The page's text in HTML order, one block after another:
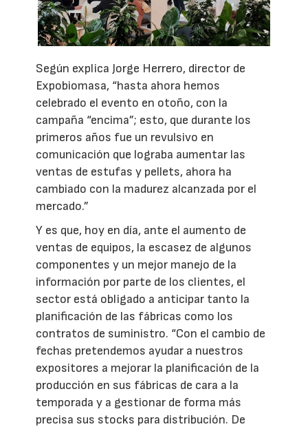
Según explica Jorge Herrero, director de
Expobiomasa, “hasta ahora hemos
celebrado el evento en otoño, con la
campaña “encima”; esto, que durante los
primeros años fue un revulsivo en
comunicación que lograba aumentar las
ventas de estufas y pellets, ahora ha
cambiado con la madurez alcanzada por el
mercado.”
Y es que, hoy en día, ante el aumento de
ventas de equipos, la escasez de algunos
componentes y un mejor manejo de la
información por parte de los clientes, el
sector está obligado a anticipar tanto la
planificación de las fábricas como los
contratos de suministro. “Con el cambio de
fechas pretendemos ayudar a nuestros
expositores a mejorar la planificación de la
producción en sus fábricas de cara a la
temporada y a gestionar de forma más
precisa sus stocks para distribución. De